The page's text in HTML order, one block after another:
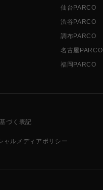
仙台PARCO
渋谷PARCO
調布PARCO
名古屋PARCO
福岡PARCO
づく表記
ャルメディアポリシー